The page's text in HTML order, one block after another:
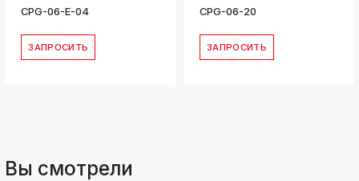
CPG-06-E-04
ЗАПРОСИТЬ
CPG-06-20
ЗАПРОСИТЬ
Вы смотрели